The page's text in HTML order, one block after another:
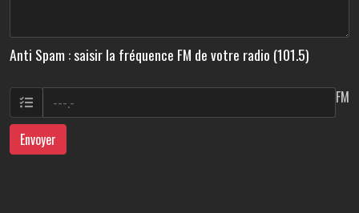
Anti Spam : saisir la fréquence FM de votre radio (101.5)
FM
Envoyer